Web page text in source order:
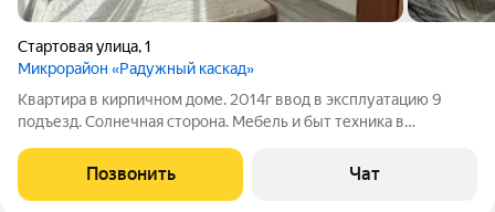
Стартовая улица,1
Микрорайон «Радужный каскад»
Квартира в кирпичном доме. 2014г ввод в эксплуатацию 9
подъезд. Солнечная сторона. Мебель и быт техника в
ламинат. Стены покрашены - абсолютно ровные. Ни кто не
прописан. Куплена за наличные.
Позвонить Чат